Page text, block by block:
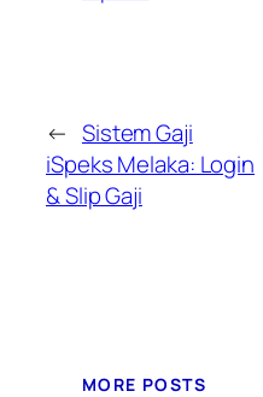
← Sistem Gaji
iSpeks Melaka: Login
& Slip Gaji
MORE POSTS